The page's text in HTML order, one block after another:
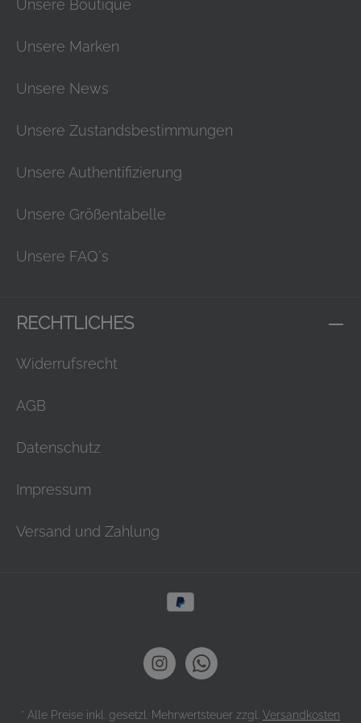
Unsere Boutique
Unsere Marken
Unsere News
Unsere Zustandsbestimmungen
Unsere Authentifizierung
Unsere Größentabelle
Unsere FAQ´s
RECHTLICHES
Widerrufsrecht
AGB
Datenschutz
Impressum
Versand und Zahlung
* Alle Preise inkl. gesetzl. Mehrwertsteuer zzgl. Versandkosten